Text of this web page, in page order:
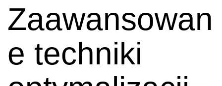
Zaawansowan
e techniki